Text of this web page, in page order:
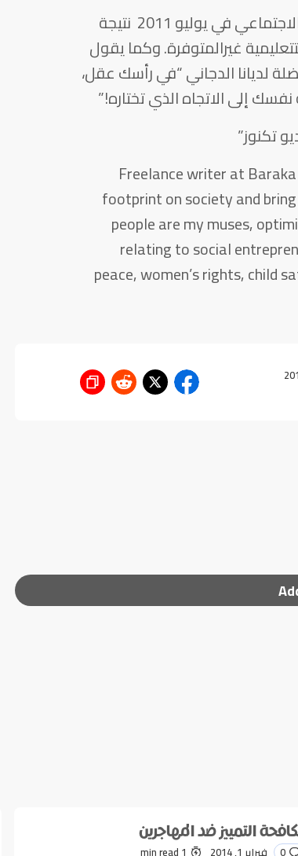
تم إطلاق النسخة التجريبية من هذا المشروع الاجتماعي في يوليو 2011 نتيجة
غيرالمتوفرة. وكما يقول
لديانا الدجاني “في رأسك عقل،
إلى الاتجاه الذي تختاره!”
تكنوز”
Freelance writer at
footprint on society and
people are my muses,
relating to social
peace, women’s rights, child
التمييز ضد المهاجرين
0 فبراير 1, 2014 1 min read